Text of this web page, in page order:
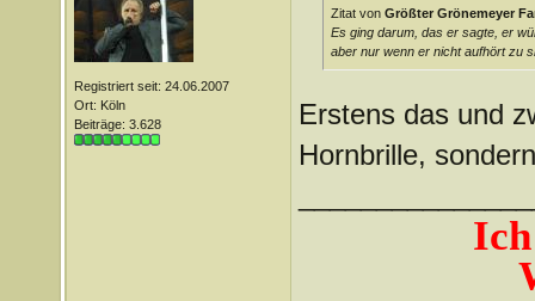
Registriert seit: 24.06.2007
Ort: Köln
Beiträge: 3.628
Zitat von Größter Grönemeyer
Es ging darum, das er sagte, er
aber nur wenn er nicht aufhört zu
Erstens das und
Hornbrille,